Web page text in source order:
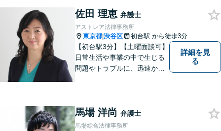
を捉えたトータルサポートが
可能です。
佐田 理恵 弁護士
アストレア法律事務所
東京都|渋谷区 初台駅 から徒歩3分
【初台駅3分】【土曜面談可】
日常生活や事業の中で生じる
問題やトラブルに、迅速かつ
ただける解決を実現すること
が私たちの使命です。
詳細を見
る
馬場 洋尚 弁護士
馬場綜合法律事務所